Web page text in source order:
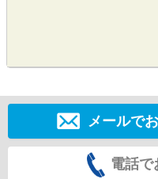
メールで
電話で